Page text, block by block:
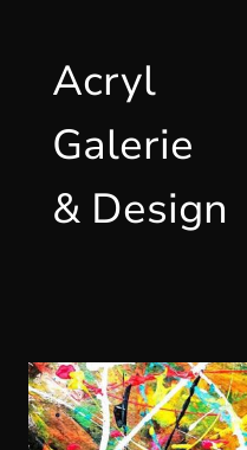
Acryl
Galerie
& Design